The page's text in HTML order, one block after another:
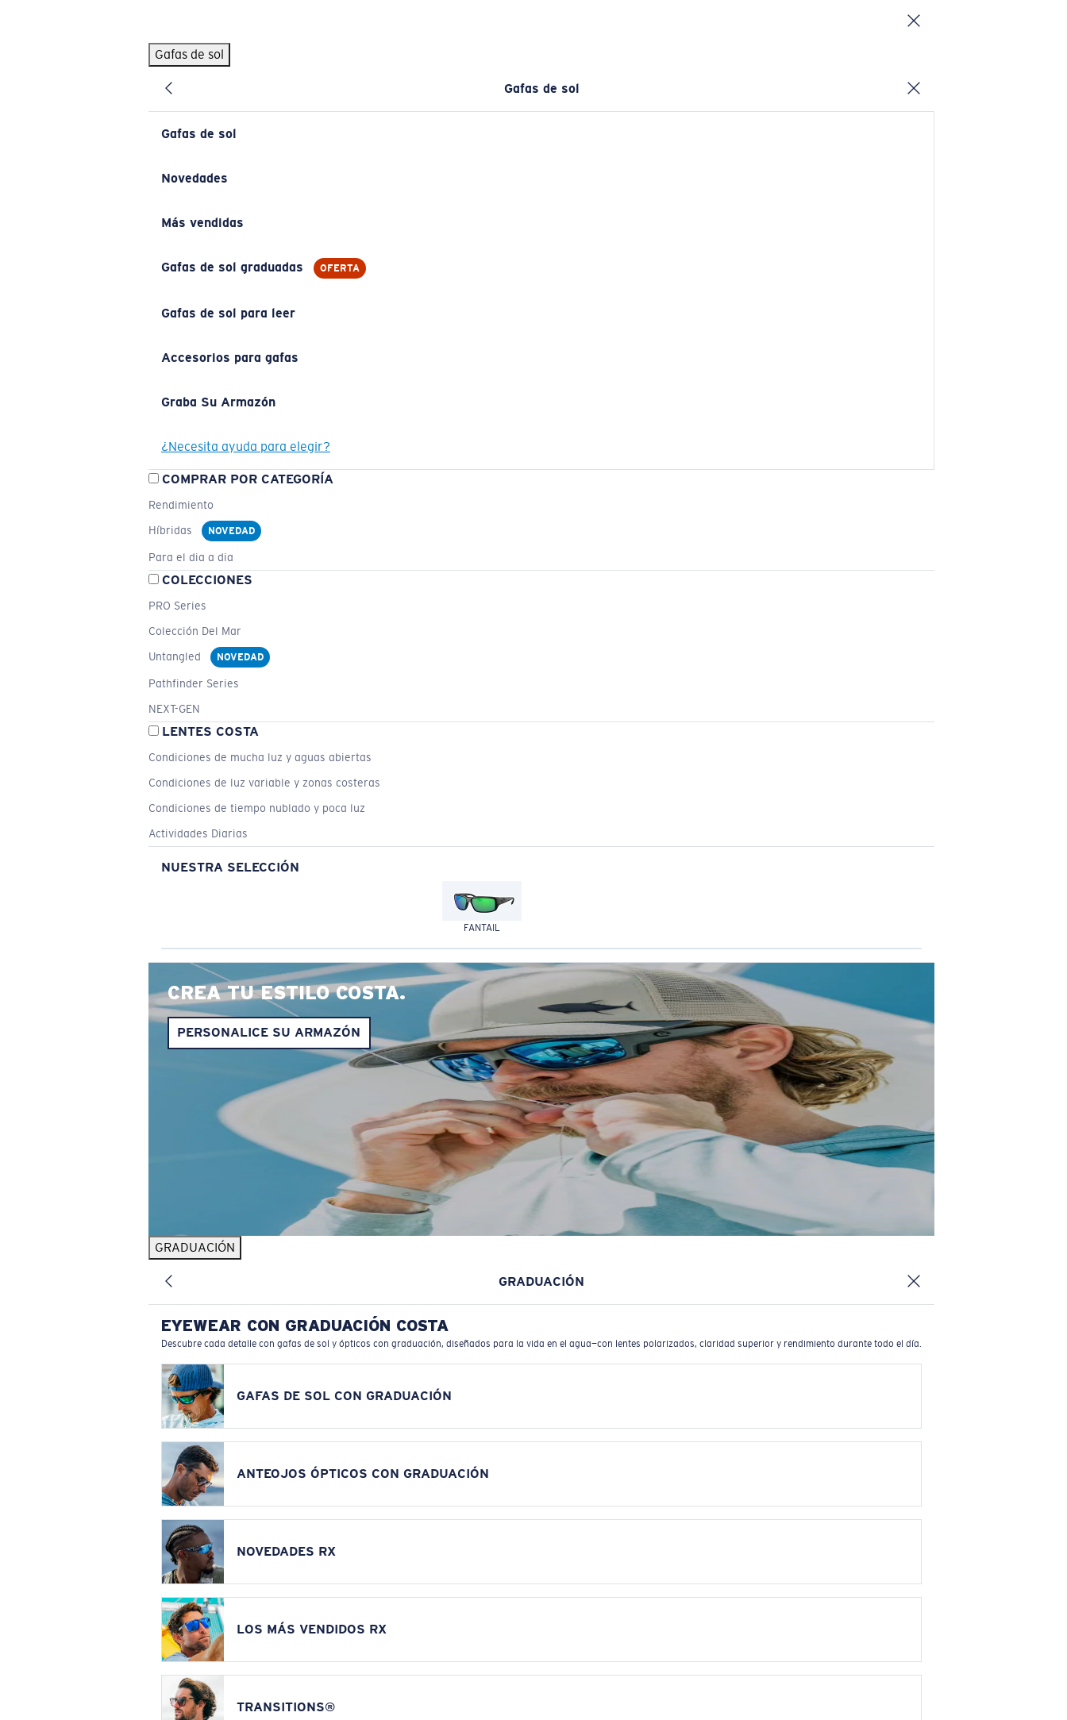
Gafas de sol
Gafas de sol
Gafas de sol
Novedades
Más vendidas
Gafas de sol graduadas OFERTA
Gafas de sol para leer
Accesorios para gafas
Graba Su Armazón
¿Necesita ayuda para elegir?
COMPRAR POR CATEGORÍA
Rendimiento
Híbridas
NOVEDAD
Para el dia a dia
COLECCIONES
PRO Series
Colección Del Mar
Untangled
NOVEDAD
Pathfinder Series
NEXT-GEN
LENTES COSTA
Condiciones de mucha luz y aguas abiertas
Condiciones de luz variable y zonas costeras
Condiciones de tiempo nublado y poca luz
Actividades Diarias
NUESTRA SELECCIÓN
FANTAIL
CREA TU ESTILO COSTA.
PERSONALICE SU ARMAZÓN
GRADUACIÓN
GRADUACIÓN
EYEWEAR CON GRADUACIÓN COSTA
Descubre cada detalle con gafas de sol y ópticos con graduación, diseñados para la vida en el agua—con lentes polarizados, claridad superior y rendimiento durante todo el día.
GAFAS DE SOL CON GRADUACIÓN
ANTEOJOS ÓPTICOS CON GRADUACIÓN
NOVEDADES RX
LOS MÁS VENDIDOS RX
TRANSITIONS®
BÚSQUEDAS POPULARES
Pilothouse PRO Limited Edition Pack
Gafas de sol personalizadas
Los más vendidos de gafas de sol